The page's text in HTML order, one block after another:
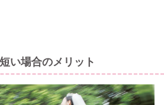
い場合のメリット